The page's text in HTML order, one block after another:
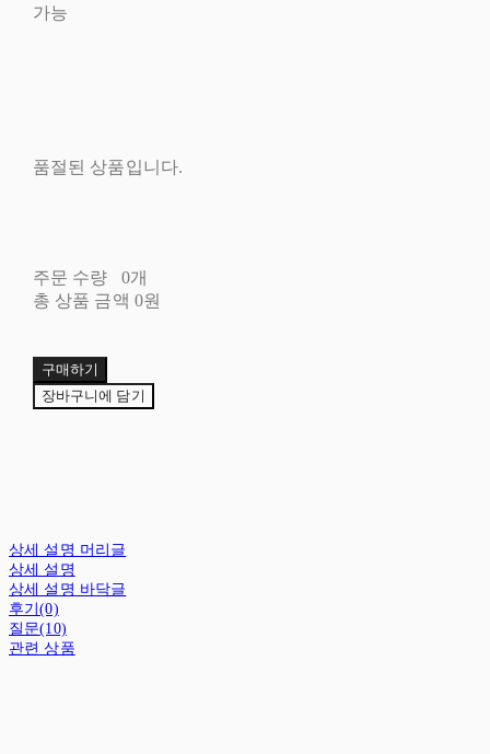
가능
품절된 상품입니다.
주문 수량
0개
총 상품 금액 0원
구매하기
장바구니에 담기
상세 설명 머리글
상세 설명
상세 설명 바닥글
후기(0)
질문(10)
관련 상품